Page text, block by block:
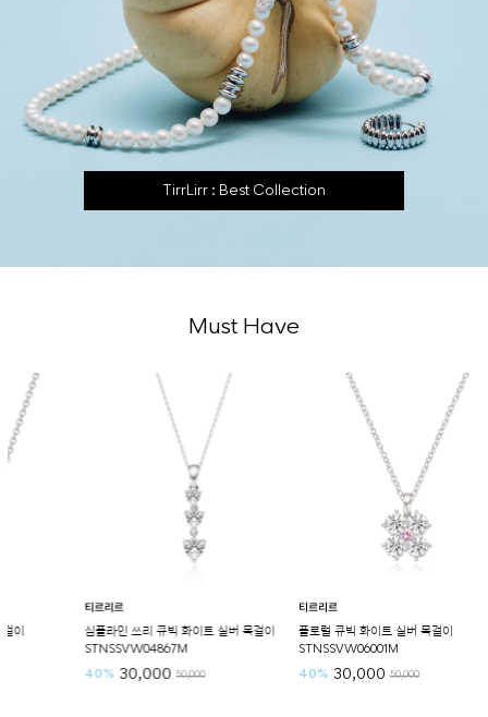
TirrLirr : Best Collection
Must Have
심플라인 쓰리 큐빅 화이트 실버 목걸이
STNSSVW04867M
30,000 50,000
플로럴 큐빅 화이트 실버 목걸이
STNSSVW06001M
30,000 50,000
클래식